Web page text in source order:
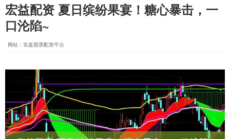
宏益配资 夏日缤纷果宴！糖心暴击，一
口沦陷~
网站：实盘股票配资平台